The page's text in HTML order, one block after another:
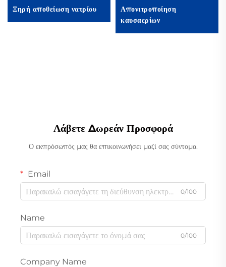
Ξηρή αποθείωση νατρίου
Απονιτροποίηση
καυσαερίων
Λάβετε Δωρεάν Προσφορά
Ο εκπρόσωπός μας θα επικοινωνήσει μαζί σας σύντομα.
Email
0/100
Name
0/100
Company Name